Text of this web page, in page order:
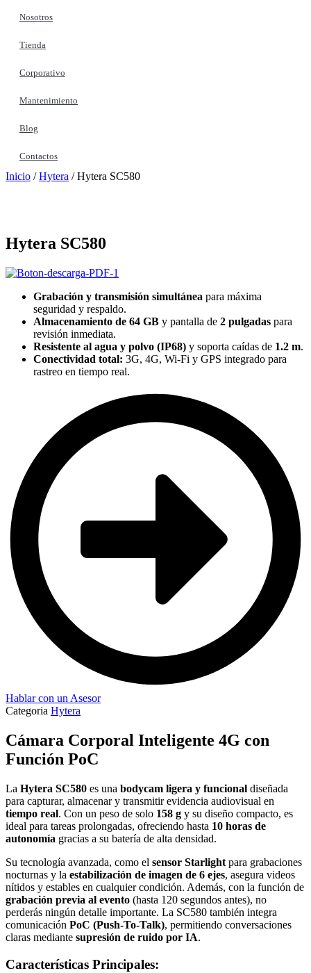
Nosotros
Tienda
Corporativo
Mantenimiento
Blog
Contactos
Inicio /Hytera / Hytera SC580
Hytera SC580
Grabación y transmisión simultánea para máxima
seguridad y respaldo.
Almacenamiento de 64 GB y pantalla de 2 pulgadas para
revisión inmediata.
Resistente al agua y polvo (IP68) y soporta caídas de 1.2 m.
Conectividad total: 3G, 4G, Wi-Fi y GPS integrado para
rastreo en tiempo real.
Hablar con un Asesor
Categoria Hytera
Cámara Corporal Inteligente 4G con
Función PoC
La Hytera SC580 es una bodycam ligera y funcional diseñada
para capturar, almacenar y transmitir evidencia audiovisual en
tiempo real. Con un peso de solo 158 g y su diseño compacto, es
ideal para tareas prolongadas, ofreciendo hasta 10 horas de
autonomía gracias a su batería de alta densidad.
Su tecnología avanzada, como el sensor Starlight para grabaciones
nocturnas y la estabilización de imagen de 6 ejes, asegura videos
nítidos y estables en cualquier condición. Además, con la función de
grabación previa al evento (hasta 120 segundos antes), no
perderás ningún detalle importante. La SC580 también integra
comunicación PoC (Push-To-Talk), permitiendo conversaciones
claras mediante supresión de ruido por IA.
Características Principales: